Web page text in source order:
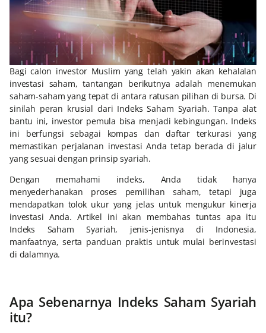
Bagi calon investor Muslim yang telah yakin akan kehalalan
investasi saham, tantangan berikutnya adalah menemukan
saham-saham yang tepat di antara ratusan pilihan di bursa. Di
sinilah peran krusial dari Indeks Saham Syariah. Tanpa alat
bantu ini, investor pemula bisa menjadi kebingungan. Indeks
ini berfungsi sebagai kompas dan daftar terkurasi yang
memastikan perjalanan investasi Anda tetap berada di jalur
yang sesuai dengan prinsip syariah.
Dengan memahami indeks, Anda tidak hanya
menyederhanakan proses pemilihan saham, tetapi juga
mendapatkan tolok ukur yang jelas untuk mengukur kinerja
investasi Anda. Artikel ini akan membahas tuntas apa itu
Indeks Saham Syariah, jenis-jenisnya di Indonesia,
manfaatnya, serta panduan praktis untuk mulai berinvestasi
di dalamnya.
Apa Sebenarnya Indeks Saham Syariah
itu?